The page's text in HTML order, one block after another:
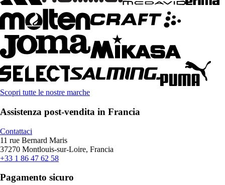
Scopri tutte le nostre marche
Assistenza post-vendita in Francia
Contattaci
11 rue Bernard Maris
37270 Montlouis-sur-Loire, Francia
+33 1 86 47 62 58
Pagamento sicuro